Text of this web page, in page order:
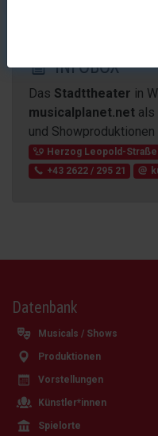
INFOBOX
Das Stadttheater in
musicalplanet.net als
und
Herzog Leopold-Straße
+43 2622 / 295 21
Datenbank
Musicals / Shows
Produktionen
Vorstellungen
Künstler*innen
Spielorte